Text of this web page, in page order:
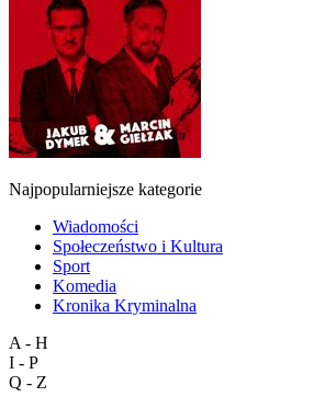
Najpopularniejsze kategorie
Wiadomości
Społeczeństwo i Kultura
Sport
Komedia
Kronika Kryminalna
A - H
I - P
Q - Z